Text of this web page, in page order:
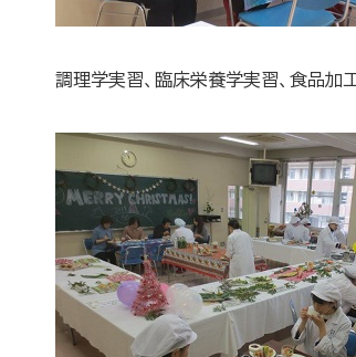
調理学実習、臨床栄養学実習、食品加